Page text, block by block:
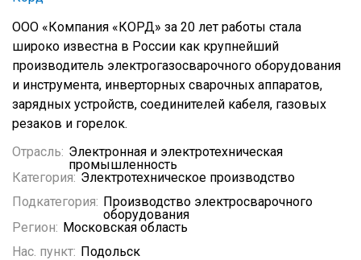
ООО «Компания «КОРД» за 20 лет работы стала
широко известна в России как крупнейший
производитель электрогазосварочного оборудования
и инструмента, инверторных сварочных аппаратов,
зарядных устройств, соединителей кабеля, газовых
резаков и горелок.
Отрасль: Электронная и электротехническая
промышленность
Категория: Электротехническое производство
Подкатегория: Производство электросварочного
оборудования
Регион: Московская область
Нас. пункт: Подольск